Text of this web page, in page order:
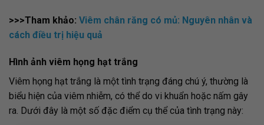
>>>Tham khảo: Viêm chân răng có mủ: Nguyên nhân và
cách điều trị hiệu quả
Hình ảnh viêm họng hạt trắng
Viêm họng hạt trắng là một tình trạng đáng chú ý, thường là
biểu hiện của viêm nhiễm, có thể do vi khuẩn hoặc nấm gây
ra. Dưới đây là một số đặc điểm cụ thể của tình trạng này: